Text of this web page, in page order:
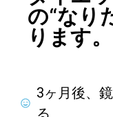
の“なり
ります。
3ヶ月後、
る